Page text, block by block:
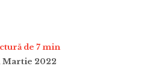
de 7 min
Martie 2022